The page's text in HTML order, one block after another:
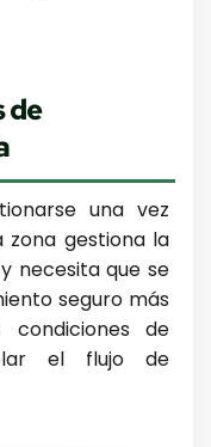
de
una vez
zona gestiona la
necesita que se
seguro más
de
el flujo de